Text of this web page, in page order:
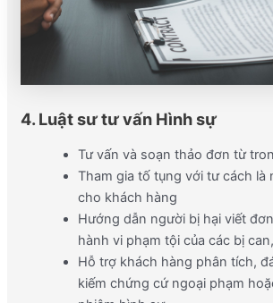
4. Luật sư tư vấn Hình sự
Tư vấn và soạn thảo đơn từ
Tham gia tố tụng với tư cách là
cho khách hàng
Hướng dẫn người bị hại viết
hành vi phạm tội của các bị
Hỗ trợ khách hàng phân tích,
kiếm chứng cứ ngoại phạm